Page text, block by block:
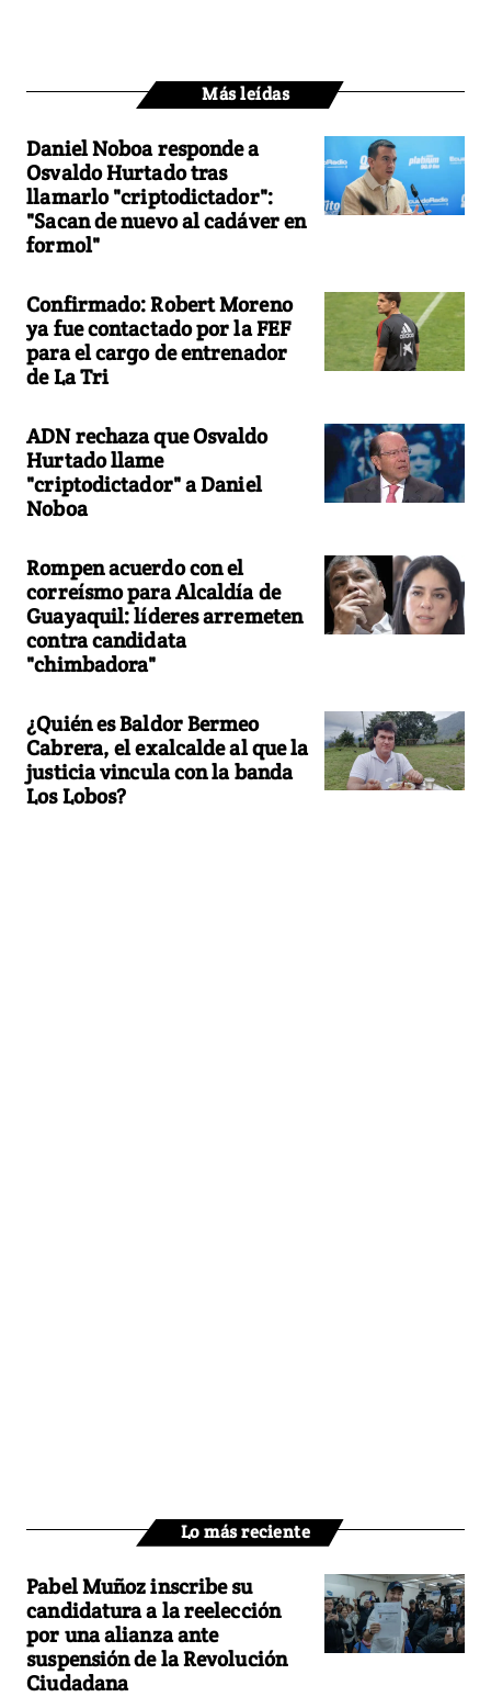
Más leídas
Daniel Noboa responde a
Osvaldo Hurtado tras
llamarlo "criptodictador":
"Sacan de nuevo al cadáver en
formol"
Confirmado: Robert Moreno
ya fue contactado por la FEF
para el cargo de entrenador
de La Tri
ADN rechaza que Osvaldo
Hurtado llame
"criptodictador" a Daniel
Noboa
Rompen acuerdo con el
correísmo para Alcaldía de
Guayaquil: líderes arremeten
contra candidata
"chimbadora"
¿Quién es Baldor Bermeo
Cabrera, el exalcalde al que la
justicia vincula con la banda
Los Lobos?
Lo más reciente
Pabel Muñoz inscribe su
candidatura a la reelección
por una alianza ante
suspensión de la Revolución
Ciudadana